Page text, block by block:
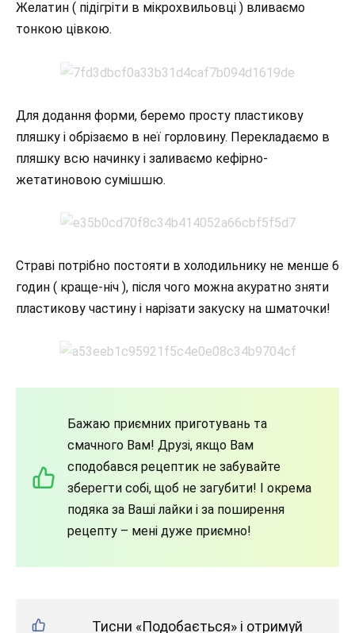
Желатин ( підігріти в мікрохвильовці ) вливаємо
тонкою цівкою.
Для додання форми, беремо просту пластикову
пляшку і обрізаємо в неї горловину. Перекладаємо в
пляшку всю начинку і заливаємо кефірно-
жетатиновою сумішшю.
Страві потрібно постояти в холодильнику не менше 6
годин ( краще-ніч ), після чого можна акуратно зняти
пластикову частину і нарізати закуску на шматочки!
Бажаю приємних приготувань та
смачного Вам! Друзі, якщо Вам
сподобався рецептик не забувайте
зберегти собі, щоб не загубити! І окрема
подяка за Ваші лайки і за поширення
рецепту – мені дуже приємно!
Тисни «Подобається» і отримуй